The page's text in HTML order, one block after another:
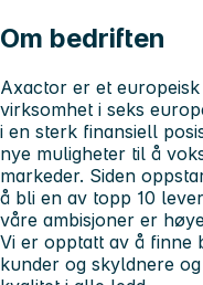
Om bedriften
Axactor er et
virksomhet i seks
i en sterk finansiell
nye muligheter til å
markeder. Siden
å bli en av topp 10
våre ambisjoner er
Vi er opptatt av å
kunder og skyldnere